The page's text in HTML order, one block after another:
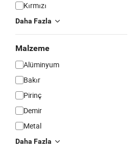
Kırmızı
Daha Fazla
Malzeme
Alüminyum
Bakır
Pirinç
Demir
Metal
Daha Fazla